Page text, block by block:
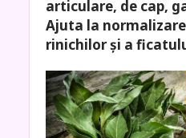
articulare, de cap,
Ajuta la
rinichilor și a